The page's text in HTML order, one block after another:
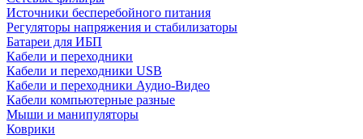
Источники бесперебойного питания
Регуляторы напряжения и стабилизаторы
Батареи для ИБП
Кабели и переходники
Кабели и переходники USB
Кабели и переходники Аудио-Видео
Кабели компьютерные разные
Мыши и манипуляторы
Коврики